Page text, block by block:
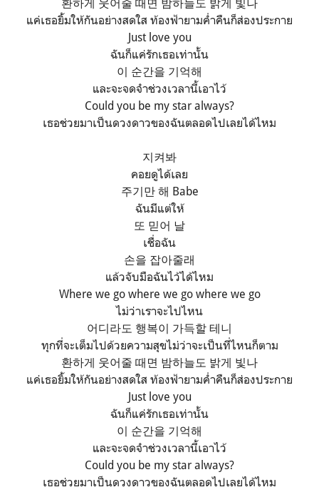
แค่เธอยิ้มให้กันอย่างสดใส ท้องฟ้ายามค่ำคืนก็ส่องประกาย
Just love you
ฉันก็แค่รักเธอเท่านั้น
이 순간을 기억해
และจะจดจำช่วงเวลานี้เอาไว้
Could you be my star always?
เธอช่วยมาเป็นดวงดาวของฉันตลอดไปเลยได้ไหม
지켜봐
คอยดูได้เลย
주기만 해 Babe
ฉันมีแต่ให้
또 믿어 날
เชื่อฉัน
손을 잡아줄래
แล้วจับมือฉันไว้ได้ไหม
Where we go where we go where we go
ไม่ว่าเราจะไปไหน
어디라도 행복이 가득할 테니
ทุกที่จะเต็มไปด้วยความสุขไม่ว่าจะเป็นที่ไหนก็ตาม
환하게 웃어줄 때면 밤하늘도 밝게 빛나
แค่เธอยิ้มให้กันอย่างสดใส ท้องฟ้ายามค่ำคืนก็ส่องประกาย
Just love you
ฉันก็แค่รักเธอเท่านั้น
이 순간을 기억해
และจะจดจำช่วงเวลานี้เอาไว้
Could you be my star always?
เธอช่วยมาเป็นดวงดาวของฉันตลอดไปเลยได้ไหม